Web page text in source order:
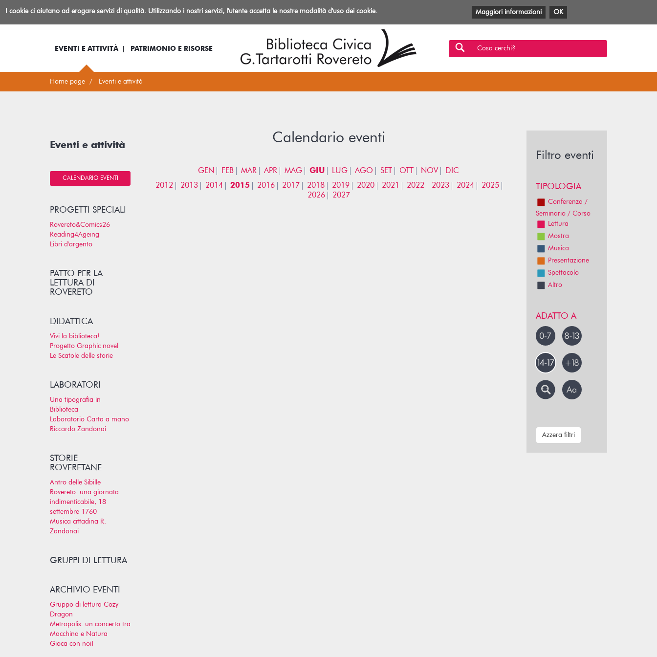
BibliotecaIo sono... Log-in Informazioni
Facebook
TwitterYouTube
Anobii
SBTMlol
EVENTI E ATTIVITÀ PATRIMONIO E RISORSE Cosa cerchi?
Home page Eventi e attività
Calendario eventi
GEN FEB MAR APR MAG GIU LUG AGO SET OTT NOV
DIC
2012
2013 2014 2015 2016 2017 2018 2019 2020 2021 2022 2023 2024
2025
2026
2027
Eventi e attività
CALENDARIO EVENTI
PROGETTI SPECIALI
Rovereto&Comics26
Reading4Ageing
Libri d'argento
PATTO PER LA
LETTURA DI
ROVERETO
DIDATTICA
Vivi la biblioteca!
Progetto Graphic novel
Le Scatole delle storie
LABORATORI
Una tipografia in
Biblioteca
Laboratorio Carta a mano
Riccardo Zandonai
STORIE
ROVERETANE
Antro delle Sibille
Rovereto: una giornata
indimenticabile, 18
settembre 1760
Musica cittadina R.
Zandonai
GRUPPI DI LETTURA
ARCHIVIO EVENTI
Gruppo di lettura Cozy
Dragon
Metropolis: un concerto tra
Macchina e Natura
Gioca con noi!
Filtro eventi
TIPOLOGIA
Conferenza /
Seminario / Corso
Lettura
Mostra
Musica
Presentazione
Spettacolo
Altro
ADATTO A
Azzera filtri
I cookie ci aiutano ad erogare servizi di qualità. Utilizzando i nostri servizi, l'utente accetta le nostre modalità d'uso dei cookie. Maggiori informazioni OK